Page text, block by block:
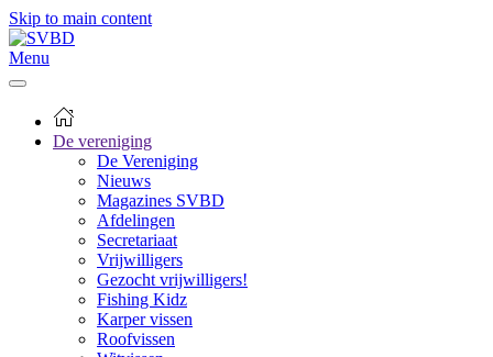
Skip to main content
Menu
De vereniging
De Vereniging
Nieuws
Magazines SVBD
Afdelingen
Secretariaat
Vrijwilligers
Gezocht vrijwilligers!
Fishing Kidz
Karper vissen
Roofvissen